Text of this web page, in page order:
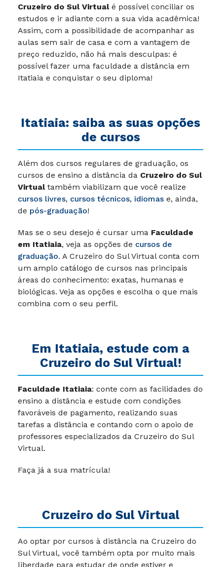
Cruzeiro do Sul Virtualé possível conciliar os
estudos e ir adiante com a sua vida acadêmica!
Assim, com a possibilidade de acompanhar as
aulas sem sair de casa e com a vantagem de
preço reduzido, não há mais desculpas: é
possível fazer uma faculdade a distância em
Itatiaia e conquistar o seu diploma!
Itatiaia: saiba as suas opções
de cursos
Além dos cursos regulares de graduação, os
cursos de ensino a distância da Cruzeiro do Sul
Virtualtambém viabilizam que você realize
cursos livres, cursos técnicos, idiomas e, ainda,
de pós-graduação!
Mas se o seu desejo é cursar uma Faculdade
em Itatiaia, veja as opções de cursos de
graduação. A Cruzeiro do Sul Virtual conta com
um amplo catálogo de cursos nas principais
áreas do conhecimento: exatas, humanas e
biológicas. Veja as opções e escolha o que mais
combina com o seu perfil.
Em Itatiaia, estude com a
Cruzeiro do Sul Virtual!
Faculdade Itatiaia: conte com as facilidades do
ensino a distância e estude com condições
favoráveis de pagamento, realizando suas
tarefas a distância e contando com o apoio de
professores especializados da Cruzeiro do Sul
Virtual.
Faça já a sua matrícula!
Cruzeiro do Sul Virtual
Ao optar por cursos à distância na Cruzeiro do
Sul Virtual, você também opta por muito mais
liberdade para estudar de onde estiver e